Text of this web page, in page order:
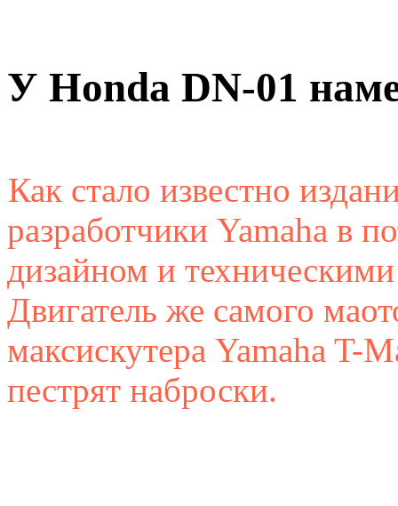
врядли.ггорбатую
Сегодня в 04:31:39
У Honda DN-01
Как стало известно
разработчики Yamaha в
дизайном и
Двигатель же самого
максискутера Yamaha T-
пестрят наброски.